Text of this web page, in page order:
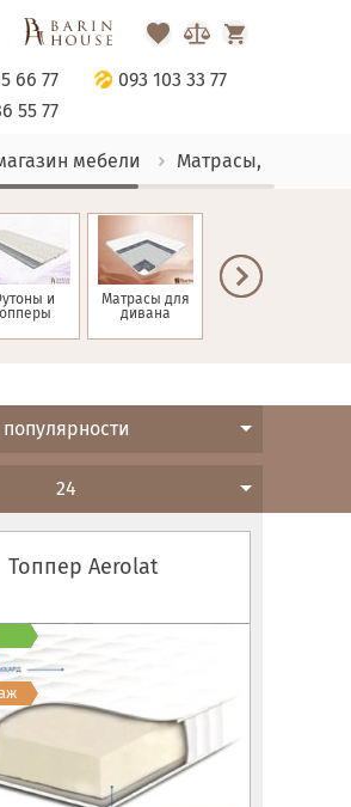
66 77
093 103 33 77
55 77
мебели Матрасы, текстиль
и
Матрасы для
дивана
Детские
популярности
24
Топпер Aerolat